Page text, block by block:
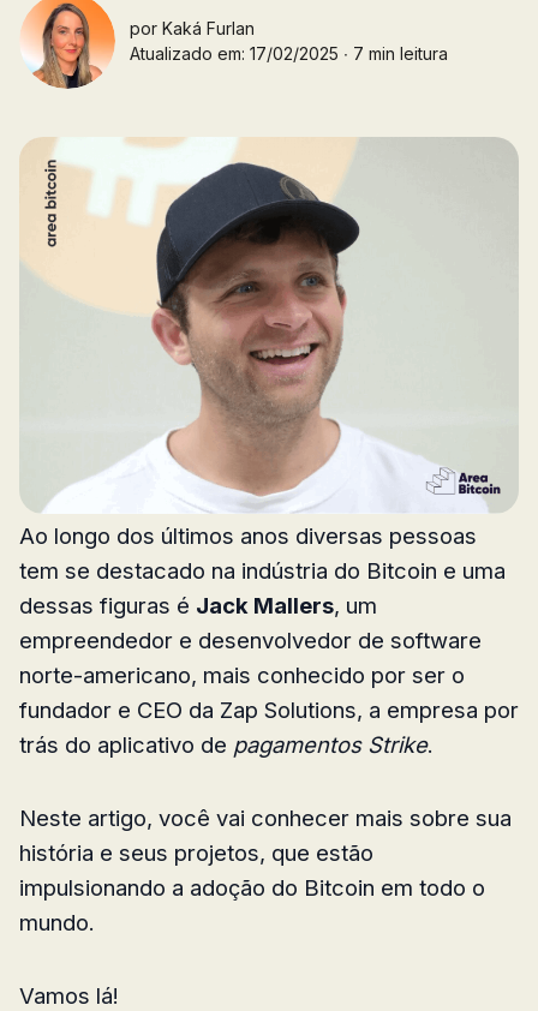
por Kaká Furlan
Atualizado em: 17/02/2025 ∙ 7 min leitura
Ao longo dos últimos anos diversas pessoas
tem se destacado na indústria do Bitcoin e uma
dessas figuras é Jack Mallers, um
empreendedor e desenvolvedor de software
norte-americano, mais conhecido por ser o
fundador e CEO da Zap Solutions, a empresa por
trás do aplicativo de pagamentos Strike.
Neste artigo, você vai conhecer mais sobre sua
história e seus projetos, que estão
impulsionando a adoção do Bitcoin em todo o
mundo.
Vamos lá!